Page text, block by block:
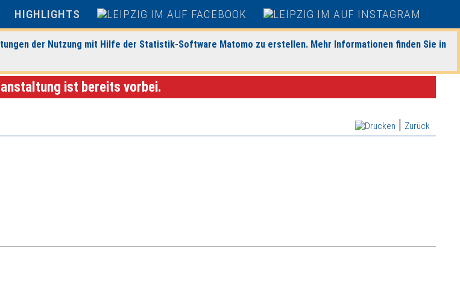
HIGHLIGHTS
der Nutzung mit Hilfe der Statistik-Software Matomo zu erstellen. Mehr Informationen finden Sie in
ist bereits vorbei.
Zurück